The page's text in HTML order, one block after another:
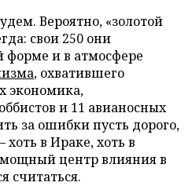
Вероятно, «золотой
свои 250 они
форме и в атмосфере
, охватившего
экономика,
и 11 авианосных
за ошибки пусть дорого,
в Ираке, хоть в
мощный центр влияния в
считаться.